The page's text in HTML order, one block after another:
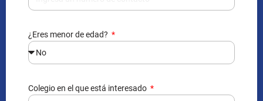
¿Eres menor de edad?
Colegio en el que está interesado